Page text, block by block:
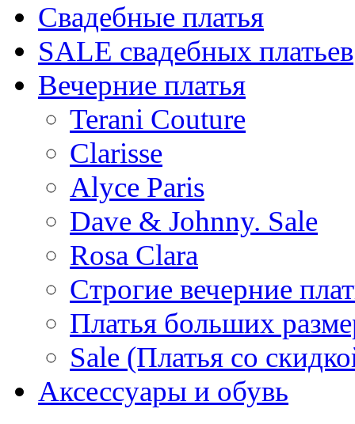
Свадебные платья
SALE cвадебных платьев
Вечерние платья
Terani Couture
Clarisse
Alyce Paris
Dave & Johnny. Sale
Rosa Clara
Строгие вечерние
Платья больших
Sale (Платья со
Аксессуары и обувь